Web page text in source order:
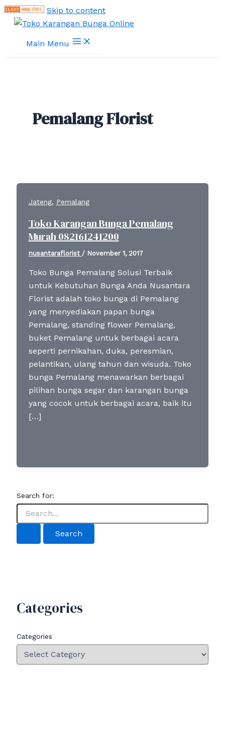
Skip to content
Main Menu
Pemalang Florist
Jateng, Pemalang
Toko Karangan Bunga Pemalang
Murah 082161241200
nusantaraflorist / November 1, 2017
Toko Bunga Pemalang Solusi Terbaik
untuk Kebutuhan Bunga Anda Nusantara
Florist adalah toko bunga di Pemalang
yang menyediakan papan bunga
Pemalang, standing flower Pemalang,
buket Pemalang untuk berbagai acara
seperti pernikahan, duka, peresmian,
pelantikan, ulang tahun dan wisuda. Toko
bunga Pemalang menawarkan berbagai
pilihan bunga segar dan karangan bunga
yang cocok untuk berbagai acara, baik itu
[…]
Search for:
Categories
Categories